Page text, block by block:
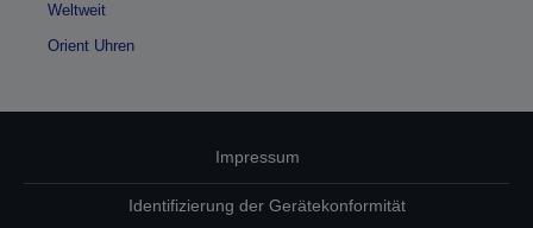
Weltweit
Orient Uhren
Impressum
Identifizierung der Gerätekonformität